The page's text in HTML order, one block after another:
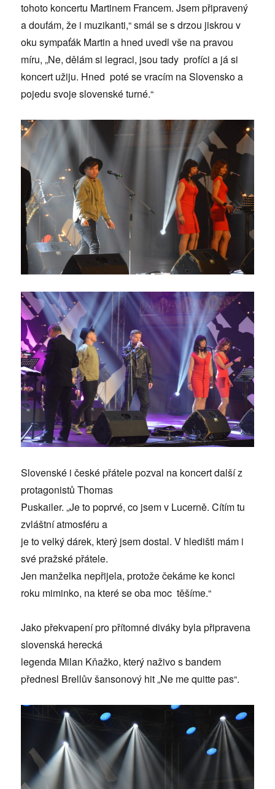
tohoto koncertu Martinem Francem. Jsem připravený
a doufám, že i muzikanti,“ smál se s drzou jiskrou v
oku sympaťák Martin a hned uvedl vše na pravou
míru, „Ne, dělám si legraci, jsou tady profíci a já si
koncert užiju. Hned poté se vracím na Slovensko a
pojedu svoje slovenské turné.“
Slovenské i české přátele pozval na koncert další z
protagonistů Thomas
Puskailer. „Je to poprvé, co jsem v Lucerně. Cítím tu
zvláštní atmosféru a
je to velký dárek, který jsem dostal. V hledišti mám i
své pražské přátele.
Jen manželka nepřijela, protože čekáme ke konci
roku miminko, na které se oba moc těšíme.“
Jako překvapení pro přítomné diváky byla připravena
slovenská herecká
legenda Milan Kňažko, který naživo s bandem
přednesl Brellův šansonový hit „Ne me quitte pas“.